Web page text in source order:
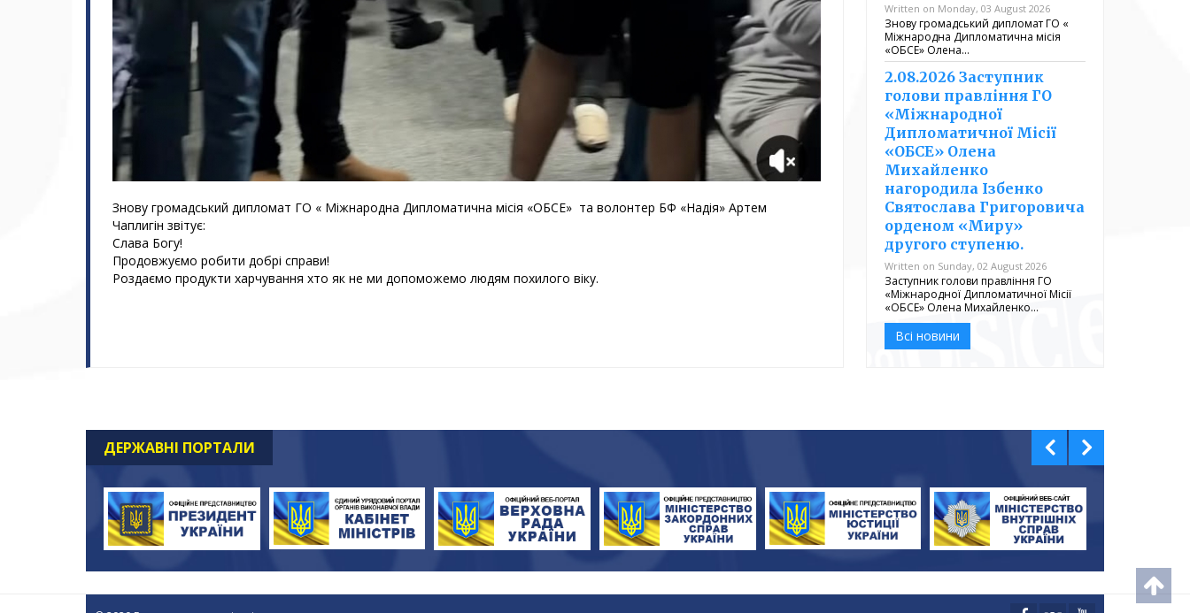
Знову громадський дипломат ГО « Міжнародна Дипломатична місія «ОБСЕ» та волонтер БФ «Надія» Артем
Чаплигін звітує:
Слава Богу!
Продовжуємо робити добрі справи!
Роздаємо продукти харчування хто як не ми допоможемо людям похилого віку.
Written on Monday, 03 August 2026
Знову громадський дипломат ГО «
Міжнародна Дипломатична місія
«ОБСЕ» Олена…
2.08.2026 Заступник
голови правління ГО
«Міжнародної
Дипломатичної Місії
«ОБСЕ» Олена
Михайленко
нагородила Ізбенко
Святослава Григоровича
орденом «Миру»
другого ступеню.
Written on Sunday, 02 August 2026
Заступник голови правління ГО
«Міжнародної Дипломатичної Місії
«ОБСЕ» Олена Михайленко…
Всі новини
ДЕРЖАВНІ ПОРТАЛИ